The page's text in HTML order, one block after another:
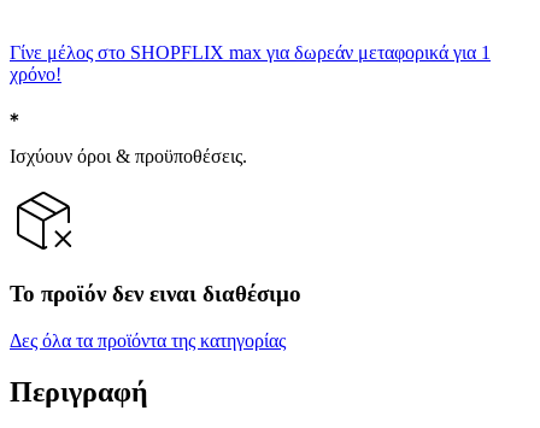
Γίνε μέλος στο SHOPFLIX max για δωρεάν μεταφορικά για 1
χρόνο!
Ισχύουν όροι & προϋποθέσεις.
Το προϊόν δεν ειναι διαθέσιμο
Δες όλα τα προϊόντα της κατηγορίας
Περιγραφή